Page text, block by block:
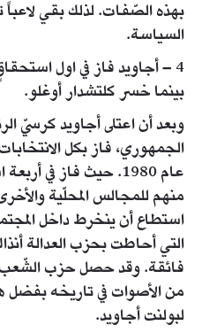
بهذه الصّفات. لذلك بقي
السياسة.
4 – أجاويد فاز في اول
بينما خسر كلتشدار أوغلو.
وبعد أن اعتلى أجاويد كرسيّ
الجمهوري، فاز بكل
عام 1980. حيث فاز في
منهم للمجالس المحلّية
استطاع أن ينخرط داخل
التي أحاطت بحزب العدالة
فائقة. وقد حصل حزب الشّعب
من الأصوات في تاريخه بفضل
لبولنت أجاويد.